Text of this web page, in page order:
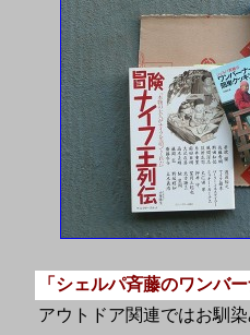
「シェルパ斉藤のワンバ
アウトドア関連ではお馴